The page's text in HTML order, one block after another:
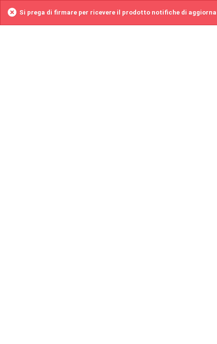
Si prega di firmare per ricevere il prodotto notifiche di